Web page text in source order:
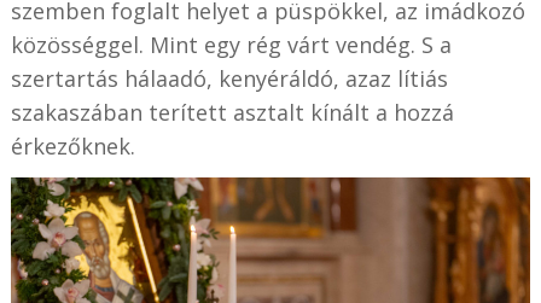
szemben foglalt helyet a püspökkel, az imádkozó
közösséggel. Mint egy rég várt vendég. S a
szertartás hálaadó, kenyéráldó, azaz lítiás
szakaszában terített asztalt kínált a hozzá
érkezőknek.